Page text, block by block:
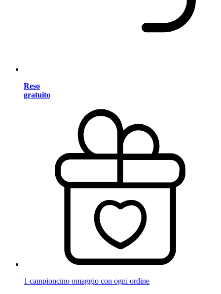
Reso
gratuito
1 campioncino omaggio con ogni ordine